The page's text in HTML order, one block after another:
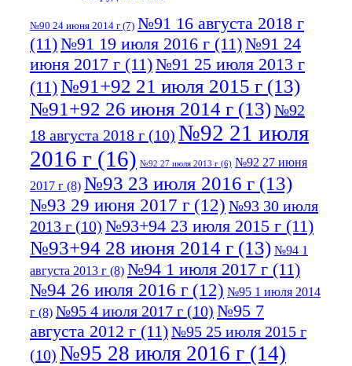
№90 24 июня 2014 г (7) №91 16 августа 2018 г
(11)№91 19 июля 2016 г (11)№91 24
июня 2017 г (11)№91 25 июля 2013 г
(11)№91+92 21 июля 2015 г (13)
№91+92 26 июня 2014 г (13)№92
18 августа 2018 г (10) №92 21 июля
2016 г (16) №92 27 июля 2013 г (6) №92 27 июня
2017 г (8) №93 23 июля 2016 г (13)
№93 29 июня 2017 г (12) №93 30 июля
2013 г (10) №93+94 23 июля 2015 г (11)
№93+94 28 июня 2014 г (13) №94 1
августа 2013 г (8) №94 1 июля 2017 г (11)
№94 26 июля 2016 г (12) №95 1 июля 2014
г (8) №95 4 июля 2017 г (10) №95 7
августа 2012 г (11)№95 25 июля 2015 г
(10) №95 28 июля 2016 г (14)